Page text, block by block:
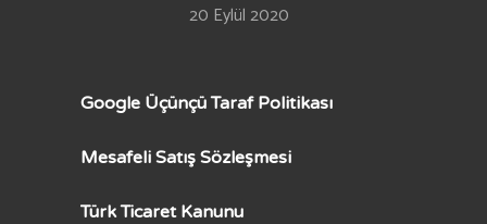
20 Eylül 2020
Google Üçünçü Taraf Politikası
Mesafeli Satış Sözleşmesi
Türk Ticaret Kanunu